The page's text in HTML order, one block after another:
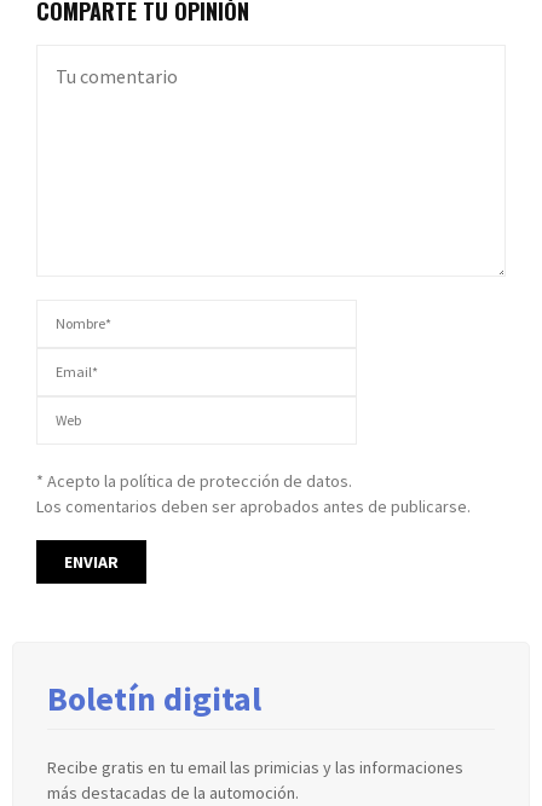
COMPARTE TU OPINIÓN
* Acepto la política de protección de datos.
Los comentarios deben ser aprobados antes de publicarse.
Boletín digital
Recibe gratis en tu email las primicias y las informaciones
más destacadas de la automoción.